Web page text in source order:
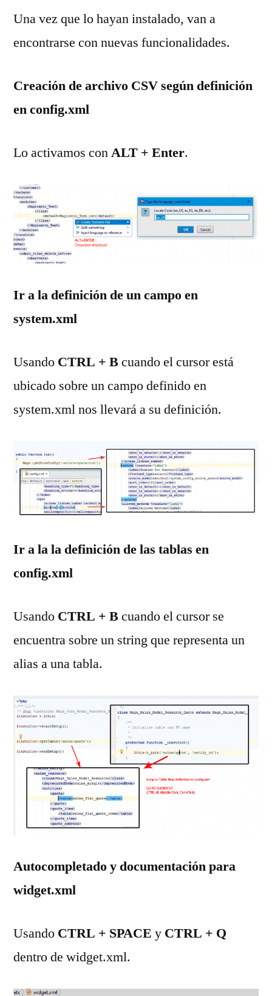
Una vez que lo hayan instalado, van a
encontrarse con nuevas funcionalidades.
Creación de archivo CSV según definición
en config.xml
Lo activamos conALT + Enter.
Ir a la definición de un campo en
system.xml
Usando CTRL + B cuando el cursor está
ubicado sobre un campo definido en
system.xml nos llevará a su definición.
Ir a la la definición de las tablas en
config.xml
Usando CTRL + B cuando el cursor se
encuentra sobre un string que representa un
alias a una tabla.
Autocompletado y documentación para
widget.xml
Usando CTRL + SPACE y CTRL + Q
dentro de widget.xml.